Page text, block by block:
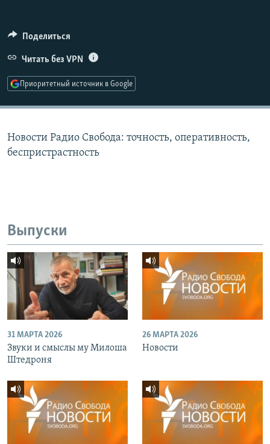
ПОДПИШИТЕСЬ НА РАССЫЛКУ
СОЦИАЛЬНЫЕ СЕТИ
Поделиться
Читать без VPN
Приоритетный источник в Google
Новости Радио Свобода: точность, оперативность,
беспристрастность
Выпуски
31 МАРТА 2026
Звуки и смыслы му Милоша
Штедроня
26 МАРТА 2026
Новости